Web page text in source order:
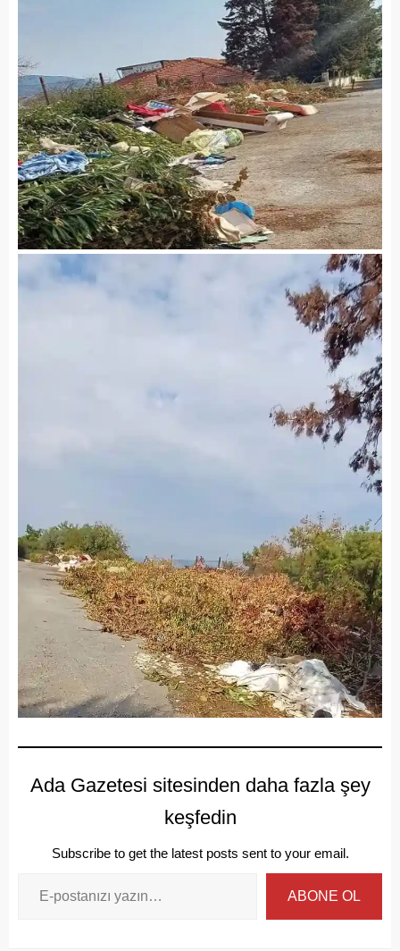
Ada Gazetesi sitesinden daha fazla şey
keşfedin
Subscribe to get the latest posts sent to your email.
ABONE OL